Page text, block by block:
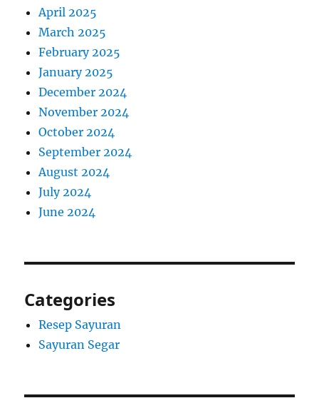
April 2025
March 2025
February 2025
January 2025
December 2024
November 2024
October 2024
September 2024
August 2024
July 2024
June 2024
Categories
Resep Sayuran
Sayuran Segar